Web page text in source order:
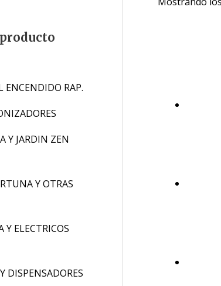
ENCENDIDO RAP.
Y JARDIN ZEN
Y OTRAS
Y ELECTRICOS
DISPENSADORES